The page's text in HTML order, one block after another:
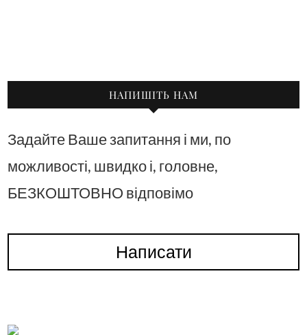
НАПИШІТЬ НАМ
Задайте Ваше запитання і ми, по
можливості, швидко і, головне,
БЕЗКОШТОВНО відповімо
Написати